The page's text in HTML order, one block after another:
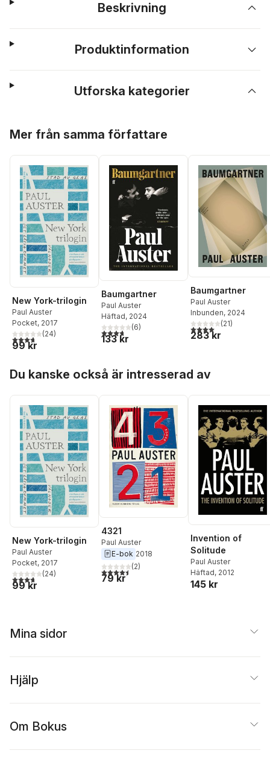
Beskrivning
Produktinformation
Utforska kategorier
Mer från samma författare
New York-trilogin
Paul Auster
Pocket, 2017
3,7utav 5 stjärnor. Totalt antal röster:
(24)
99 kr
Baumgartner
Paul Auster
Häftad, 2024
3,7utav 5 stjärnor. Totalt antal röster:
(6)
133 kr
Baumgartner
Paul Auster
Inbunden, 2024
4,0utav 5 stjärnor.
(21)
283 kr
Du kanske också är intresserad av
New York-trilogin
Paul Auster
Pocket, 2017
3,7utav 5 stjärnor. Totalt antal röster:
(24)
99 kr
4321
Paul Auster
E-bok 2018
4,5utav 5 stjärnor. Totalt antal röster:
(2)
79 kr
Invention of
Solitude
Paul Auster
Häftad, 2012
145 kr
Mina sidor
Hjälp
Om Bokus